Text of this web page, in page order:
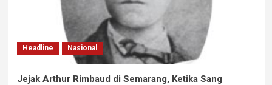
Headline Nasional
Jejak Arthur Rimbaud di Semarang, Ketika Sang